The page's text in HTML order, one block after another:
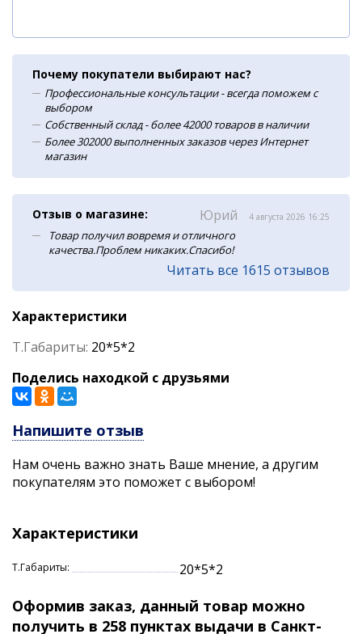
Почему покупатели выбирают нас?
Профессиональные консультации - всегда поможем с
выбором
Собственный склад - более 42000 товаров в наличии
Более 302000 выполненных заказов через Интернет
магазин
Отзыв о магазине: Юрий 4 августа 2026 16:25
Товар получил вовремя и отличного
качества.Проблем никаких.Спасибо!
Читать все 1615 отзывов
Характеристики
Т.Габариты: 20*5*2
Поделись находкой с друзьями
Напишите отзыв
Нам очень важно знать Ваше мнение, а другим
покупателям это поможет с выбором!
Характеристики
Т.Габариты: 20*5*2
Оформив заказ, данный товар можно
получить в 258 пунктах выдачи в Санкт-